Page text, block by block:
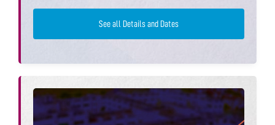
See all Details and Dates